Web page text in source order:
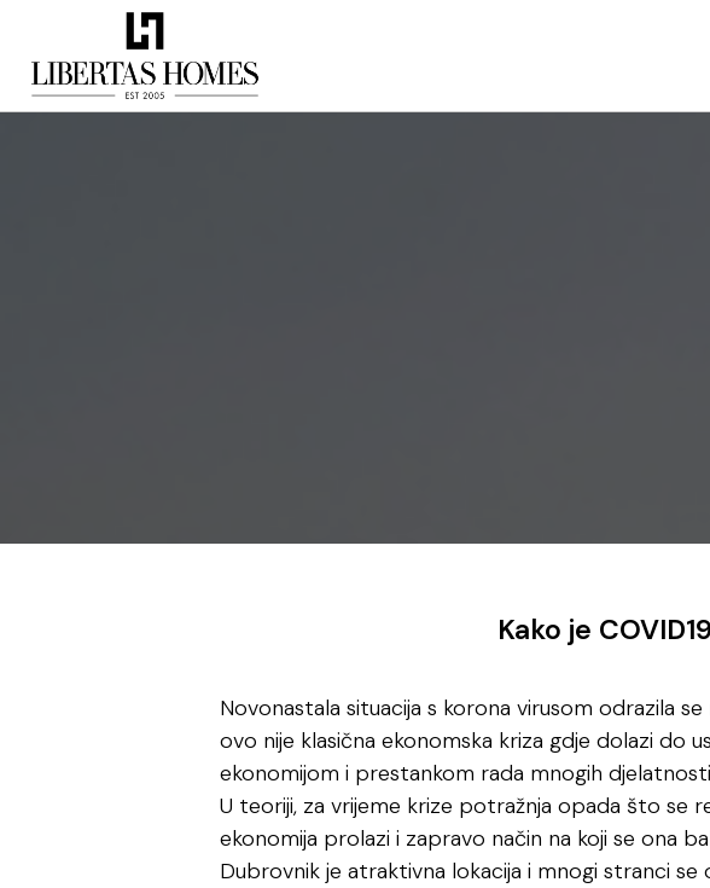
Kako je
Novonastala situacija s korona virusom odrazila
ovo nije klasična ekonomska kriza gdje dolazi do
ekonomijom i prestankom rada mnogih
U teoriji, za vrijeme krize potražnja opada što se
ekonomija prolazi i zapravo način na koji se ona
Dubrovnik je atraktivna lokacija i mnogi stranci se